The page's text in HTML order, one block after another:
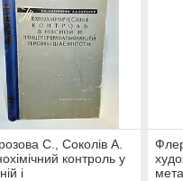
С., Соколів А.
контроль у
і